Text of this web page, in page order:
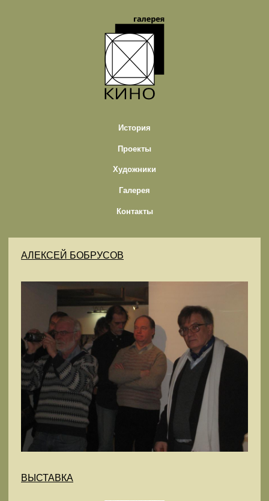
История
Проекты
Художники
Галерея
Контакты
АЛЕКСЕЙ БОБРУСОВ
ВЫСТАВКА